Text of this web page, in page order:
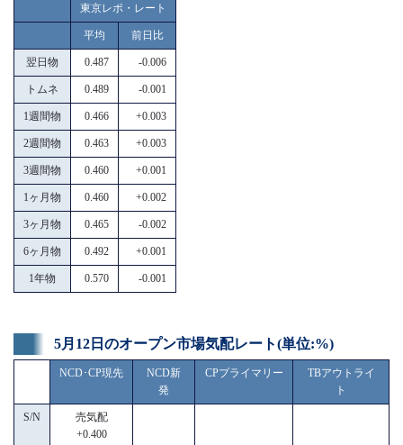
東京レポ・レート
平均 前日比
翌日物 0.487 -0.006
トムネ 0.489 -0.001
1週間物 0.466 +0.003
2週間物 0.463 +0.003
3週間物 0.460 +0.001
1ヶ月物 0.460 +0.002
3ヶ月物 0.465 -0.002
6ヶ月物 0.492 +0.001
1年物 0.570 -0.001
5月12日のオープン市場気配レート(単位:%)
NCD･CP現先
NCD新
発
CPプライマリー
TBアウトライ
ト
S/N
売気配
+0.400